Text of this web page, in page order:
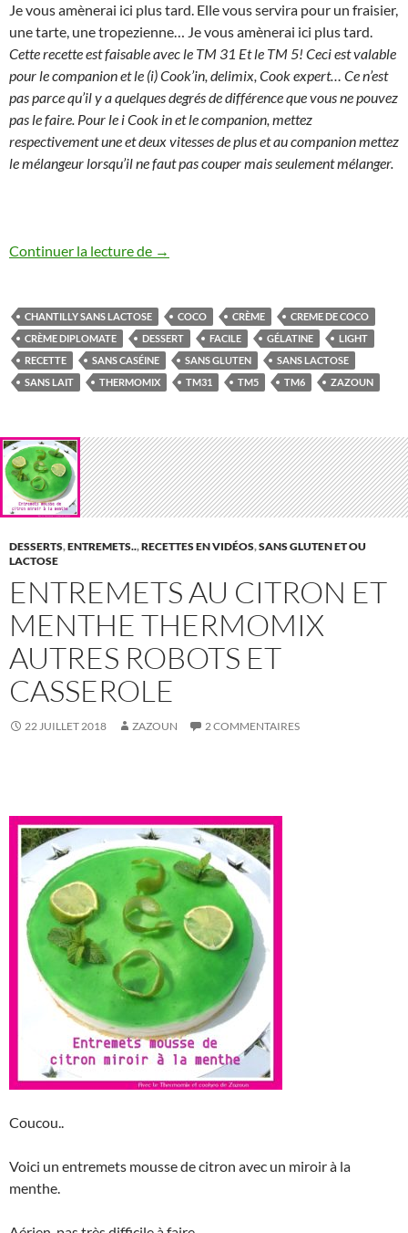
Je vous amènerai ici plus tard. Elle vous servira pour un fraisier,
une tarte, une tropezienne… Je vous amènerai ici plus tard.
Cette recette est faisable avec le TM 31 Et le TM 5! Ceci est valable
pour le companion et le (i) Cook’in, delimix, Cook expert… Ce n’est
pas parce qu’il y a quelques degrés de différence que vous ne pouvez
pas le faire. Pour le i Cook in et le companion, mettez
respectivement une et deux vitesses de plus et au companion mettez
le mélangeur lorsqu’il ne faut pas couper mais seulement mélanger.
Continuer la lecture de Crème diplomate au thermomix ou à la
→
CHANTILLY SANS LACTOSE COCO CRÈME
CREME DE COCO
CRÈME DIPLOMATE
DESSERT FACILE GÉLATINE
LIGHT
RECETTE
SANS CASÉINE SANS GLUTEN
SANS LACTOSE
SANS LAIT
THERMOMIX TM31 TM5 TM6 ZAZOUN
DESSERTS,ENTREMETS..,RECETTES EN VIDÉOS,SANS GLUTEN ET OU
LACTOSE
ENTREMETS AU CITRON ET
MENTHE THERMOMIX
AUTRES ROBOTS ET
CASSEROLE
22 JUILLET 2018 ZAZOUN 2 COMMENTAIRES
Coucou..
Voici un entremets mousse de citron avec un miroir à la
menthe.